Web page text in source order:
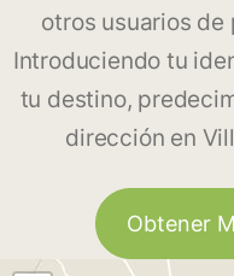
otros usuarios
Introduciendo tu
tu destino,
dirección en
Obtener